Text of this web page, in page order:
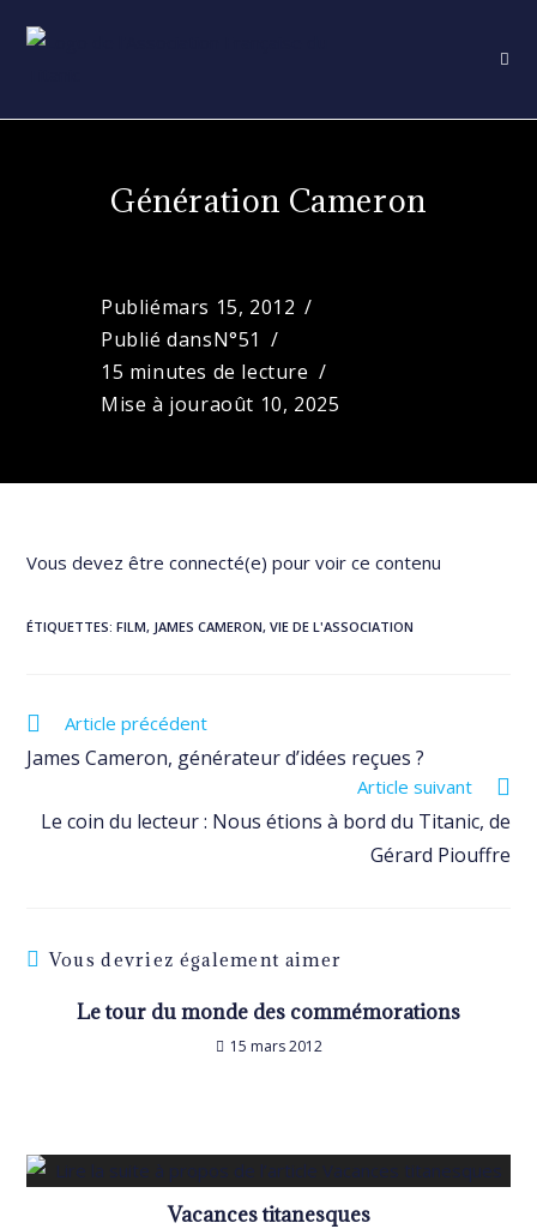
Génération Cameron
Publiémars 15, 2012
Publié dansN°51
15 minutes de lecture
Mise à jouraoût 10, 2025
Vous devez être connecté(e) pour voir ce contenu
ÉTIQUETTES:FILM, JAMES CAMERON, VIE DE L'ASSOCIATION
Read
articles
Article précédent
James Cameron, générateur d’idées reçues ?
Article suivant
Le coin du lecteur : Nous étions à bord du Titanic, de
Gérard Piouffre
Vous devriez également aimer
Le tour du monde des commémorations
15 mars 2012
Vacances titanesques